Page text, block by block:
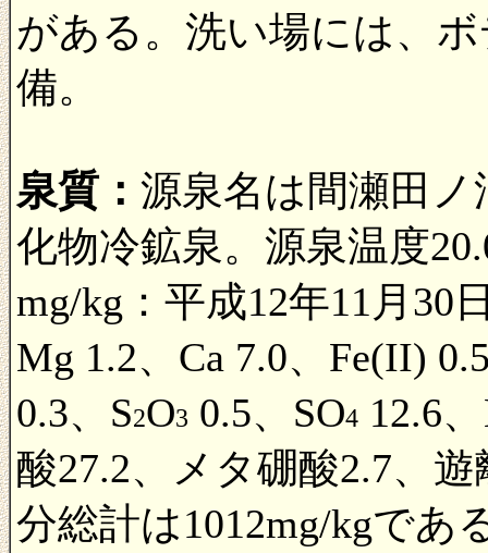
がある。洗い場には、
備。
泉質： 源泉名は間瀬田
化物冷鉱泉。源泉温度
mg/kg：平成12年11月30
Mg 1.2、Ca 7.0、Fe(II)
0.3、S2O3 0.5、SO4 12.6
酸27.2、メタ硼酸2.7、遊
分総計は1012mg/kgであ